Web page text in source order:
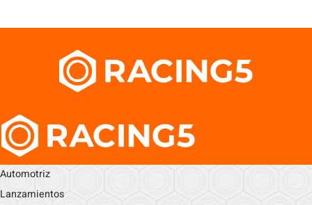
Automotriz
Lanzamientos